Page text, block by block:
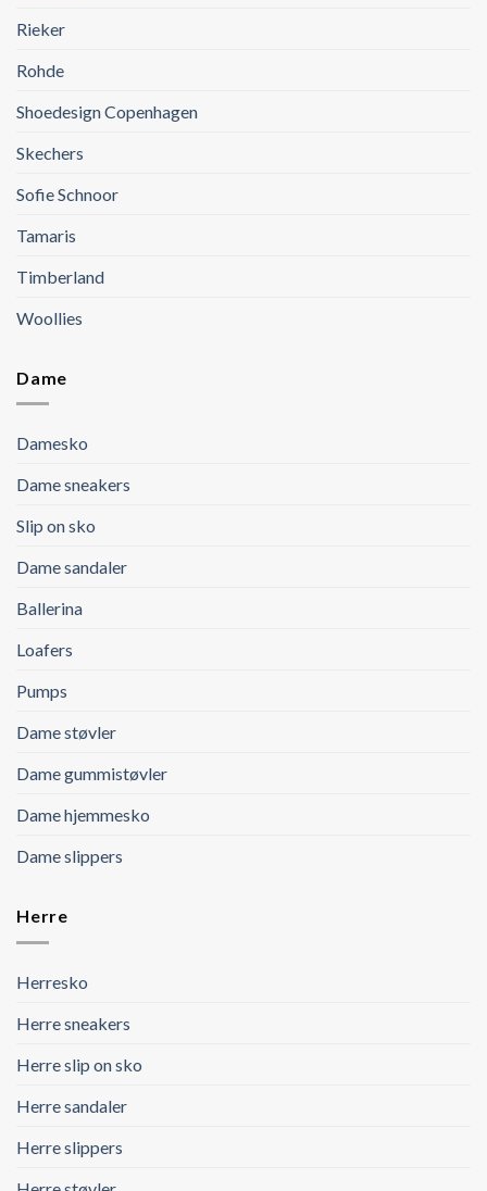
Rieker
Rohde
Shoedesign Copenhagen
Skechers
Sofie Schnoor
Tamaris
Timberland
Woollies
Dame
Damesko
Dame sneakers
Slip on sko
Dame sandaler
Ballerina
Loafers
Pumps
Dame støvler
Dame gummistøvler
Dame hjemmesko
Dame slippers
Herre
Herresko
Herre sneakers
Herre slip on sko
Herre sandaler
Herre slippers